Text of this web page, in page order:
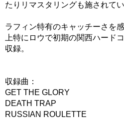
たりリマスタリングも施されてい
ラフィン特有のキャッチーさを
上特にロウで初期の関西ハード
収録。
収録曲：
GET THE GLORY
DEATH TRAP
RUSSIAN ROULETTE